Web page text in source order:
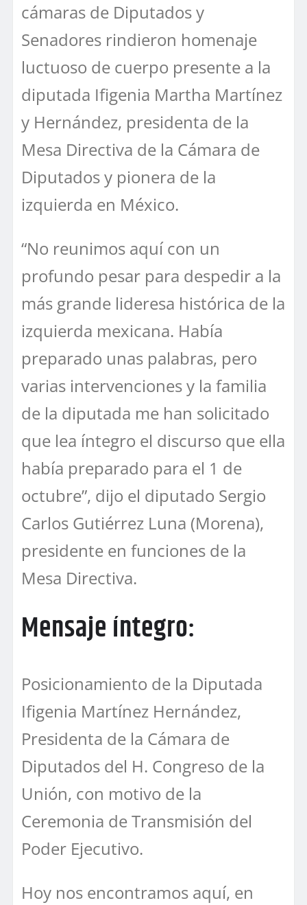
cámaras de Diputados y
Senadores rindieron homenaje
luctuoso de cuerpo presente a la
diputada Ifigenia Martha Martínez
y Hernández, presidenta de la
Mesa Directiva de la Cámara de
Diputados y pionera de la
izquierda en México.
“No reunimos aquí con un
profundo pesar para despedir a la
más grande lideresa histórica de la
izquierda mexicana. Había
preparado unas palabras, pero
varias intervenciones y la familia
de la diputada me han solicitado
que lea íntegro el discurso que ella
había preparado para el 1 de
octubre”, dijo el diputado Sergio
Carlos Gutiérrez Luna (Morena),
presidente en funciones de la
Mesa Directiva.
Mensaje íntegro:
Posicionamiento de la Diputada
Ifigenia Martínez Hernández,
Presidenta de la Cámara de
Diputados del H. Congreso de la
Unión, con motivo de la
Ceremonia de Transmisión del
Poder Ejecutivo.
Hoy nos encontramos aquí, en